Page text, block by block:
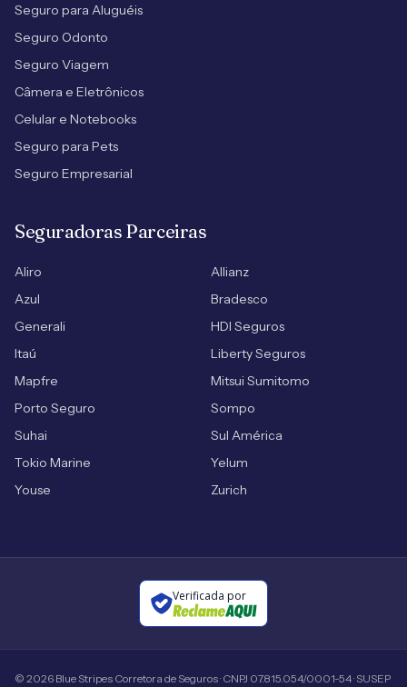
Seguro para Aluguéis
Seguro Odonto
Seguro Viagem
Câmera e Eletrônicos
Celular e Notebooks
Seguro para Pets
Seguro Empresarial
Seguradoras Parceiras
Aliro
Allianz
Azul
Bradesco
Generali
HDI Seguros
Itaú
Liberty Seguros
Mapfre
Mitsui Sumitomo
Porto Seguro
Sompo
Suhai
Sul América
Tokio Marine
Yelum
Youse
Zurich
Verificada por
© 2026 Blue Stripes Corretora de Seguros · CNPJ 07.815.054/0001-54 · SUSEP